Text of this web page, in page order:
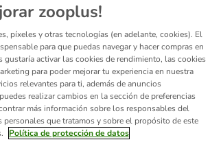
dietéticos probados clínicamente para la salud de tu
de la piel, enfermedades renales, problemas de
Feline solo después de consultarlo con el
empeorase después de darle este pienso, acudir al
anteriores.
zooplus!
píxeles y otras tecnologías (en adelante, cookies). El
para que puedas navegar y hacer compras en
activar las cookies de rendimiento, las cookies
para poder mejorar tu experiencia en nuestra
relevantes para ti, además de anuncios
realizar cambios en la sección de preferencias
más información sobre los responsables del
que tratamos y sobre el propósito de este
Política de protección de datos